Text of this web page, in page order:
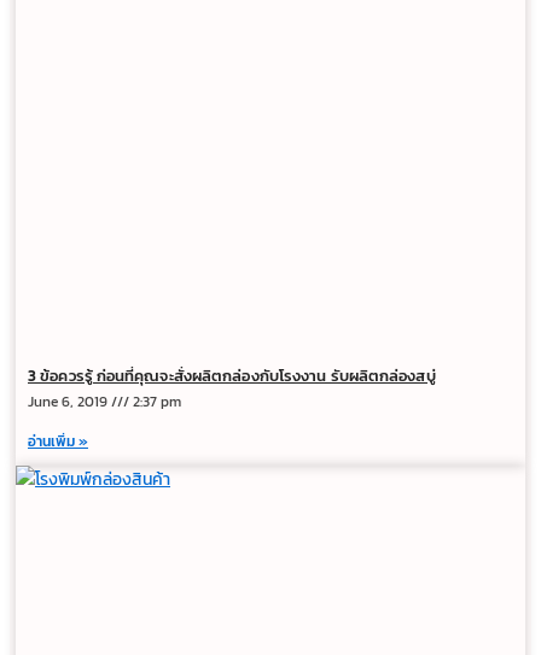
3 ข้อควรรู้ ก่อนที่คุณจะสั่งผลิตกล่องกับโรงงาน รับผลิตกล่องสบู่
June 6, 2019
2:37 pm
อ่านเพิ่ม »